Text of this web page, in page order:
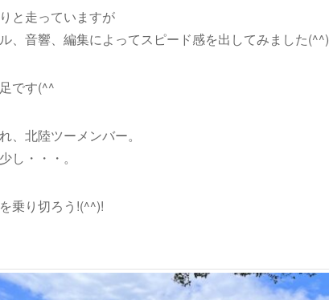
と走っていますが
、音響、編集によってスピード感を出してみました(^^)
です(^^ゞ
、北陸ツーメンバー。
し・・・。
乗り切ろう!(^^)!